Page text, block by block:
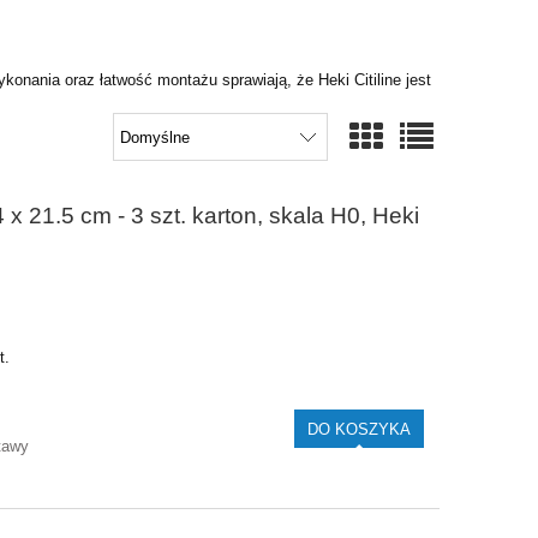
oraz łatwość montażu sprawiają, że Heki Citiline jest
21.5 cm - 3 szt. karton, skala H0, Heki
DO KOSZYKA